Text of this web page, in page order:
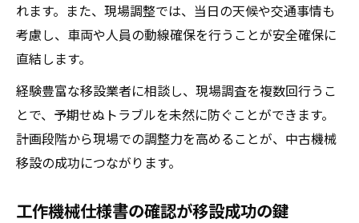
れます。また、現場調整では、当日の天候や交通事情も
考慮し、車両や人員の動線確保を行うことが安全確保に
直結します。
経験豊富な移設業者に相談し、現場調査を複数回行うこ
とで、予期せぬトラブルを未然に防ぐことができます。
計画段階から現場での調整力を高めることが、中古機械
移設の成功につながります。
工作機械仕様書の確認が移設成功の鍵